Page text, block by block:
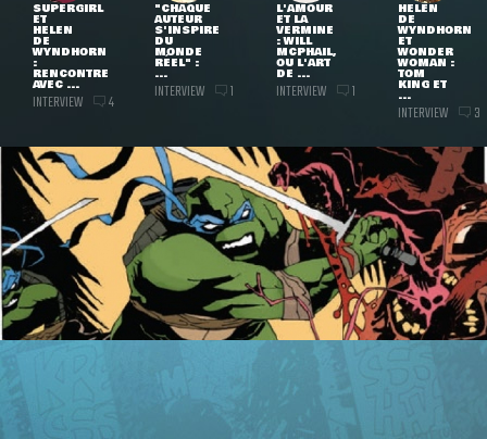
SUPERGIRL
ET
HELEN
DE
WYNDHORN
:
RENCONTRE
AVEC ...
INTERVIEW 4
"CHAQUE
AUTEUR
S'INSPIRE
DU
MONDE
RÉEL" :
...
INTERVIEW 1
L'AMOUR
ET LA
VERMINE
: WILL
MCPHAIL,
OU L'ART
DE ...
INTERVIEW 1
HELEN
DE
WYNDHORN
ET
WONDER
WOMAN :
TOM
KING ET
...
INTERVIEW 3